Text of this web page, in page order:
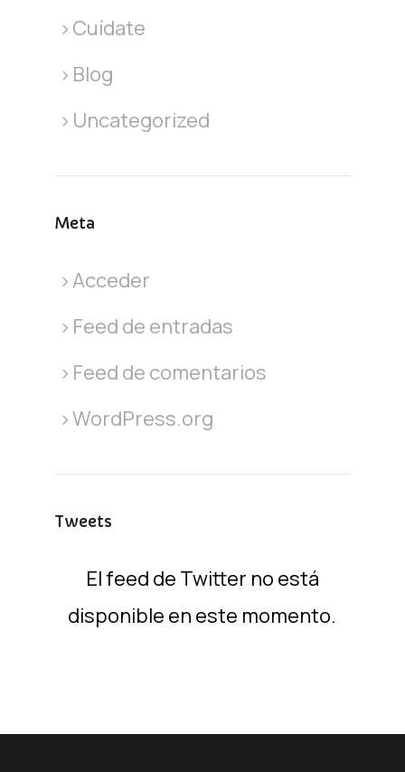
Cuídate
Blog
Uncategorized
Meta
Acceder
Feed de entradas
Feed de comentarios
WordPress.org
Tweets
El feed de Twitter no está
disponible en este momento.